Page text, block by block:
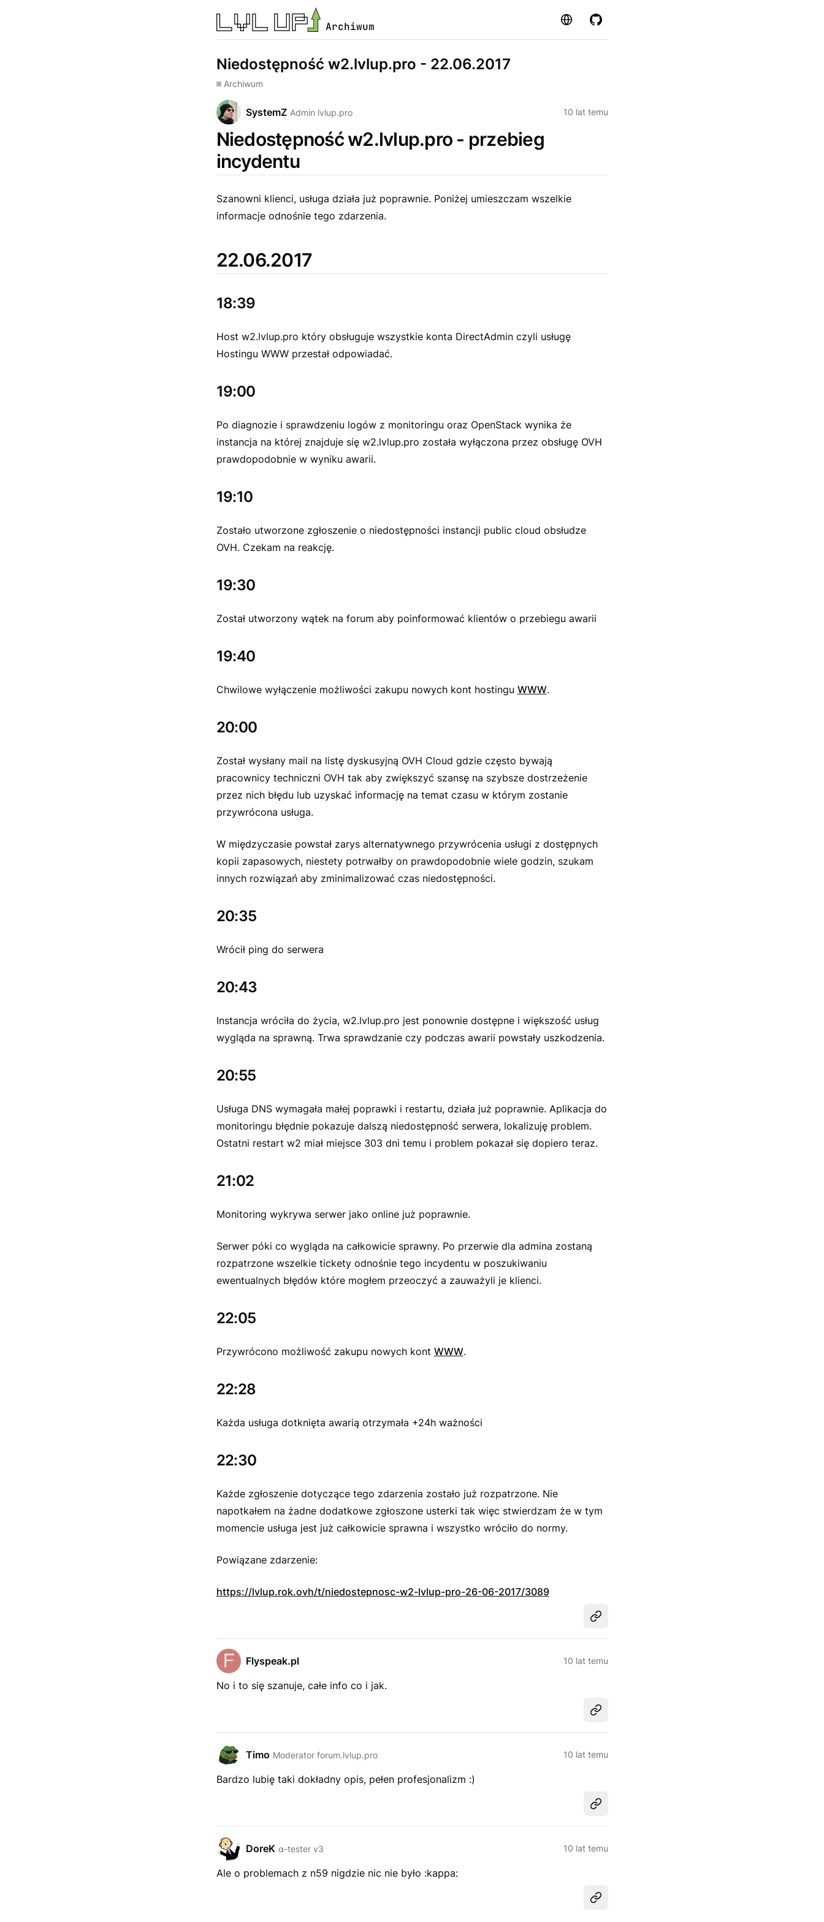
Archiwum Strona GitHub
Niedostępność w2.lvlup.pro - 22.06.2017
Archiwum
SystemZ Admin lvlup.pro 10 lat temu
Niedostępność w2.lvlup.pro - przebieg
incydentu
Szanowni klienci, usługa działa już poprawnie. Poniżej umieszczam wszelkie
informacje odnośnie tego zdarzenia.
22.06.2017
18:39
Host w2.lvlup.pro który obsługuje wszystkie konta DirectAdmin czyli usługę
Hostingu WWW przestał odpowiadać.
19:00
Po diagnozie i sprawdzeniu logów z monitoringu oraz OpenStack wynika że
instancja na której znajduje się w2.lvlup.pro została wyłączona przez obsługę OVH
prawdopodobnie w wyniku awarii.
19:10
Zostało utworzone zgłoszenie o niedostępności instancji public cloud obsłudze
OVH. Czekam na reakcję.
19:30
Został utworzony wątek na forum aby poinformować klientów o przebiegu awarii
19:40
Chwilowe wyłączenie możliwości zakupu nowych kont hostingu WWW.
20:00
Został wysłany mail na listę dyskusyjną OVH Cloud gdzie często bywają
pracownicy techniczni OVH tak aby zwiększyć szansę na szybsze dostrzeżenie
przez nich błędu lub uzyskać informację na temat czasu w którym zostanie
przywrócona usługa.
W międzyczasie powstał zarys alternatywnego przywrócenia usługi z dostępnych
kopii zapasowych, niestety potrwałby on prawdopodobnie wiele godzin, szukam
innych rozwiązań aby zminimalizować czas niedostępności.
20:35
Wrócił ping do serwera
20:43
Instancja wróciła do życia, w2.lvlup.pro jest ponownie dostępne i większość usług
wygląda na sprawną. Trwa sprawdzanie czy podczas awarii powstały uszkodzenia.
20:55
Usługa DNS wymagała małej poprawki i restartu, działa już poprawnie. Aplikacja do
monitoringu błędnie pokazuje dalszą niedostępność serwera, lokalizuję problem.
Ostatni restart w2 miał miejsce 303 dni temu i problem pokazał się dopiero teraz.
21:02
Monitoring wykrywa serwer jako online już poprawnie.
Serwer póki co wygląda na całkowicie sprawny. Po przerwie dla admina zostaną
rozpatrzone wszelkie tickety odnośnie tego incydentu w poszukiwaniu
ewentualnych błędów które mogłem przeoczyć a zauważyli je klienci.
22:05
Przywrócono możliwość zakupu nowych kont WWW.
22:28
Każda usługa dotknięta awarią otrzymała +24h ważności
22:30
Każde zgłoszenie dotyczące tego zdarzenia zostało już rozpatrzone. Nie
napotkałem na żadne dodatkowe zgłoszone usterki tak więc stwierdzam że w tym
momencie usługa jest już całkowicie sprawna i wszystko wróciło do normy.
Powiązane zdarzenie:
https://lvlup.rok.ovh/t/niedostepnosc-w2-lvlup-pro-26-06-2017/3089
Udostępnij
Flyspeak.pl 10 lat temu
No i to się szanuje, całe info co i jak.
Udostępnij
Timo Moderator forum.lvlup.pro 10 lat temu
Bardzo lubię taki dokładny opis, pełen profesjonalizm :)
Udostępnij
DoreK α-tester v3 10 lat temu
Ale o problemach z n59 nigdzie nic nie było :kappa:
Udostępnij